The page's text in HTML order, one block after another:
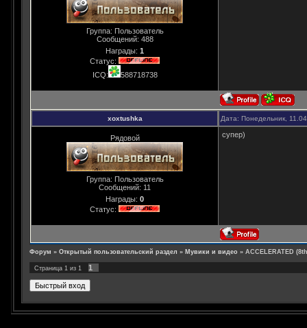
Группа: Пользователь
Сообщений: 488
Награды: 1
Статус:
ICQ:
588718738
xoxtushka Дата: Понедельник,
Рядовой
Группа: Пользователь
Сообщений: 11
Награды: 0
Статус:
супер)
Форум » Открытый пользовательский раздел » Мувики и видео » ACCELERATED
Страница 1 из 1 1